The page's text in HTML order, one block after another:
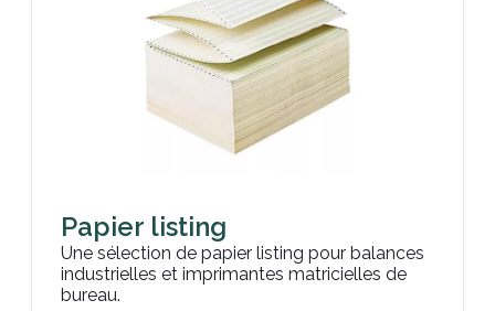
Papier listing
Une sélection de papier listing pour balances
industrielles et imprimantes matricielles de
bureau.